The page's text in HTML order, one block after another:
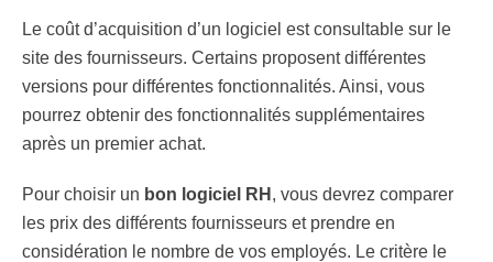
Le coût d’acquisition d’un logiciel est consultable sur le
site des fournisseurs. Certains proposent différentes
versions pour différentes fonctionnalités. Ainsi, vous
pourrez obtenir des fonctionnalités supplémentaires
après un premier achat.
Pour choisir un bon logiciel RH , vous devrez comparer
les prix des différents fournisseurs et prendre en
considération le nombre de vos employés. Le critère le